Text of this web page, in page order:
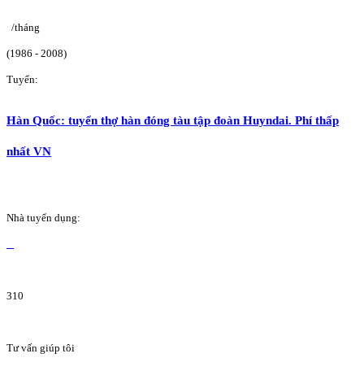
/tháng
(1986 - 2008)
Tuyển:
Hàn Quốc: tuyển thợ hàn đóng tàu tập đoàn Huyndai. Phí thấp
nhất VN
Nhà tuyển dụng:
310
Tư vấn giúp tôi